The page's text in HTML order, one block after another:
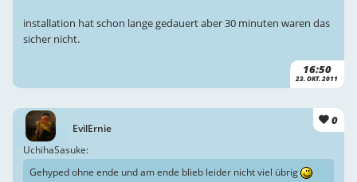
16:50
23. OKT. 2011
installation hat schon lange gedauert aber 30 minuten waren das
sicher nicht.
EvilErnie
0
UchihaSasuke:
Gehyped ohne ende und am ende blieb leider nicht viel übrig